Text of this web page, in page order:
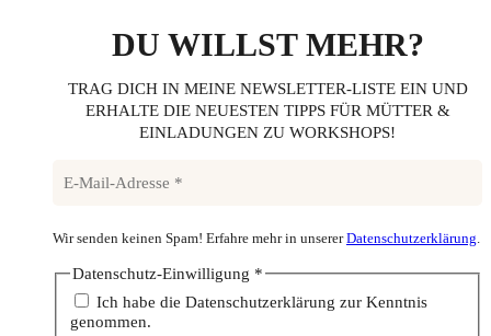
DU WILLST MEHR?
TRAG DICH IN MEINE NEWSLETTER-LISTE EIN UND
ERHALTE DIE NEUESTEN TIPPS FÜR MÜTTER &
EINLADUNGEN ZU WORKSHOPS!
Wir senden keinen Spam! Erfahre mehr in unsererDatenschutzerklärung.
Datenschutz-Einwilligung *
Ich habe die Datenschutzerklärung zur Kenntnis
genommen.